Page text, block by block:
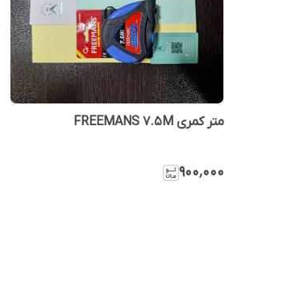
متر کمری FREEMANS 7.5M
۹۰۰٬۰۰۰